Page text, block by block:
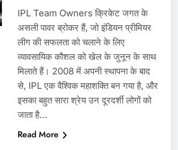
IPL Team Owners क्रिकेट जगत के
असली पावर ब्रोकर हैं, जो इंडियन प्रीमियर
लीग की सफलता को चलाने के लिए
व्यावसायिक कौशल को खेल के जुनून के साथ
मिलाते हैं। 2008 में अपनी स्थापना के बाद
से, IPL एक वैश्विक महाशक्ति बन गया है, और
इसका बहुत सारा श्रेय उन दूरदर्शी लोगों को
जाता है…
Read More